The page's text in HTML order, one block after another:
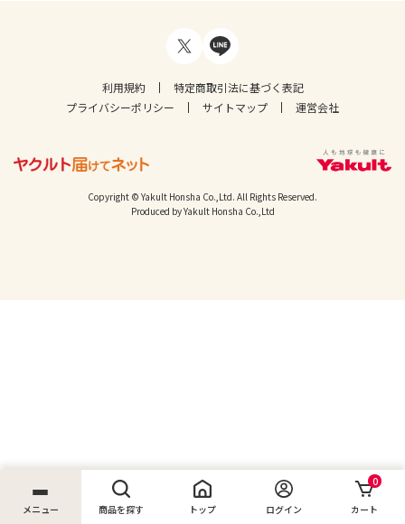
メニュー 商品を探す トップ ログイン
0
カート
利用規約
特定商取引法に基づく表記
プライバシーポリシー
サイトマップ 運営会社
Copyright © Yakult Honsha Co.,Ltd. All Rights Reserved.
Produced by Yakult Honsha Co.,Ltd